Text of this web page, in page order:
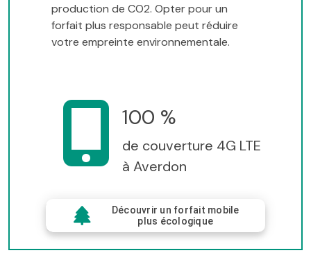
production de CO2. Opter pour un
forfait plus responsable peut réduire
votre empreinte environnementale.
100 %
de couverture 4G LTE
à Averdon
Découvrir un forfait mobile
plus écologique